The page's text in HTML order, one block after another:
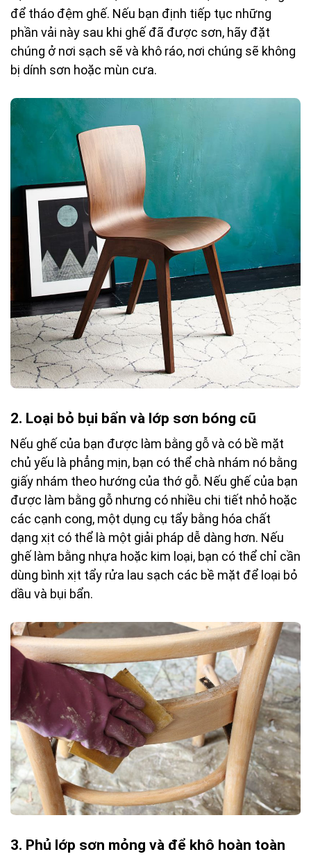
để tháo đệm ghế. Nếu bạn định tiếp tục những
phần vải này sau khi ghế đã được sơn, hãy đặt
chúng ở nơi sạch sẽ và khô ráo, nơi chúng sẽ không
bị dính sơn hoặc mùn cưa.
2. Loại bỏ bụi bẩn và lớp sơn bóng cũ
Nếu ghế của bạn được làm bằng gỗ và có bề mặt
chủ yếu là phẳng mịn, bạn có thể chà nhám nó bằng
giấy nhám theo hướng của thớ gỗ. Nếu ghế của bạn
được làm bằng gỗ nhưng có nhiều chi tiết nhỏ hoặc
các cạnh cong, một dụng cụ tẩy bằng hóa chất
dạng xịt có thể là một giải pháp dễ dàng hơn. Nếu
ghế làm bằng nhựa hoặc kim loại, bạn có thể chỉ cần
dùng bình xịt tẩy rửa lau sạch các bề mặt để loại bỏ
dầu và bụi bẩn.
3. Phủ lớp sơn mỏng và để khô hoàn toàn